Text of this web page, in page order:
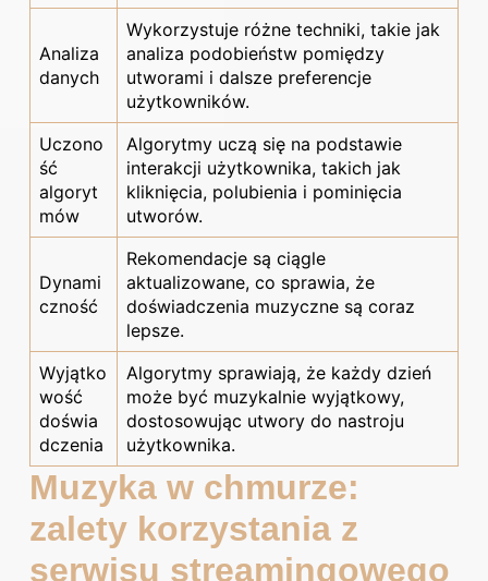
Analiza
danych
Wykorzystuje różne techniki, takie jak
analiza podobieństw pomiędzy
utworami i dalsze preferencje
użytkowników.
Uczono
ść
algoryt
mów
Algorytmy uczą się na podstawie
interakcji użytkownika, takich jak
kliknięcia, polubienia i pominięcia
utworów.
Dynami
czność
Rekomendacje są ciągle
aktualizowane, co sprawia, że
doświadczenia muzyczne są coraz
lepsze.
Wyjątko
wość
doświa
dczenia
Algorytmy sprawiają, że każdy dzień
może być muzykalnie wyjątkowy,
dostosowując utwory do nastroju
użytkownika.
Muzyka w chmurze:
zalety korzystania z
serwisu streamingowego